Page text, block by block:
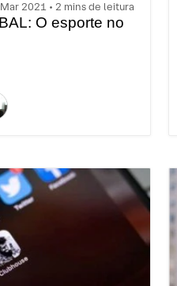
2021 • 2 mins de leitura
O esporte no